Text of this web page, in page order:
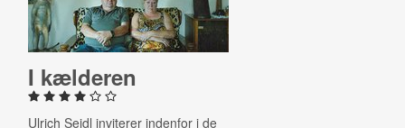
I kælderen
Ulrich Seidl inviterer indenfor i de